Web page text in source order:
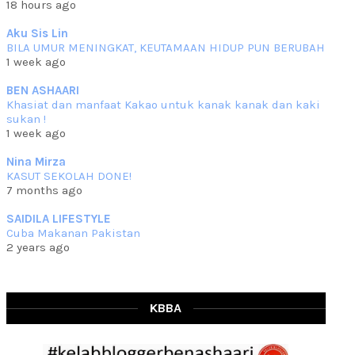
che mat ucapkan
Jun 30 2023
RESIPI KURMA AYAM MERAH
Assalammualaikum, salam semua. Hari ni 4 Zulhijjah 1444 Hijrah,
Jun 23 2023
RESIPI SAMBAL PARU
Assalammualaikum, salam sejahtera semua. Lama betul che mat tak
Jun 20 2023
RESIPI PISANG MUDA MASAK LEMAK
lemak ni che mat... read more
Mar 07 2023
RESIPI BAMIA KAMBING
Assalammualaikum, salam Ahad semua. Dah beberapa hari cuaca
18 hours ago
Aku Sis Lin
BILA UMUR MENINGKAT, KEUTAMAAN HIDUP PUN BERUBAH
1 week ago
BEN ASHAARI
Khasiat dan manfaat Kakao untuk kanak kanak dan kaki
sukan !
1 week ago
Nina Mirza
KASUT SEKOLAH DONE!
7 months ago
SAIDILA LIFESTYLE
Cuba Makanan Pakistan
2 years ago
KBBA